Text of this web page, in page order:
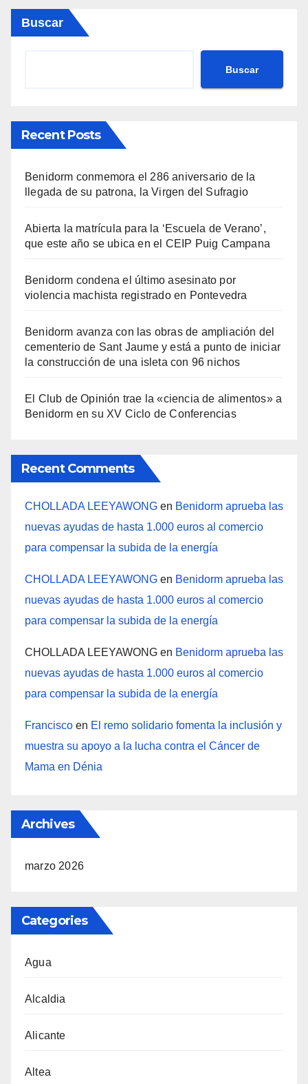
Buscar
Buscar
Recent Posts
Benidorm conmemora el 286 aniversario de la
llegada de su patrona, la Virgen del Sufragio
Abierta la matrícula para la ‘Escuela de Verano’,
que este año se ubica en el CEIP Puig Campana
Benidorm condena el último asesinato por
violencia machista registrado en Pontevedra
Benidorm avanza con las obras de ampliación del
cementerio de Sant Jaume y está a punto de iniciar
la construcción de una isleta con 96 nichos
El Club de Opinión trae la «ciencia de alimentos» a
Benidorm en su XV Ciclo de Conferencias
Recent Comments
CHOLLADA LEEYAWONG en Benidorm aprueba las
nuevas ayudas de hasta 1.000 euros al comercio
para compensar la subida de la energía
CHOLLADA LEEYAWONG en Benidorm aprueba las
nuevas ayudas de hasta 1.000 euros al comercio
para compensar la subida de la energía
CHOLLADA LEEYAWONG en Benidorm aprueba las
nuevas ayudas de hasta 1.000 euros al comercio
para compensar la subida de la energía
Francisco en El remo solidario fomenta la inclusión y
muestra su apoyo a la lucha contra el Cáncer de
Mama en Dénia
Archives
marzo 2026
Categories
Agua
Alcaldia
Alicante
Altea